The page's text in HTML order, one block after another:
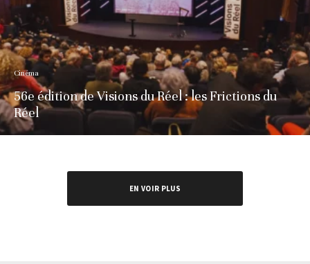
Cinéma
56e édition de Visions du Réel : les Frictions du
Réel
EN VOIR PLUS